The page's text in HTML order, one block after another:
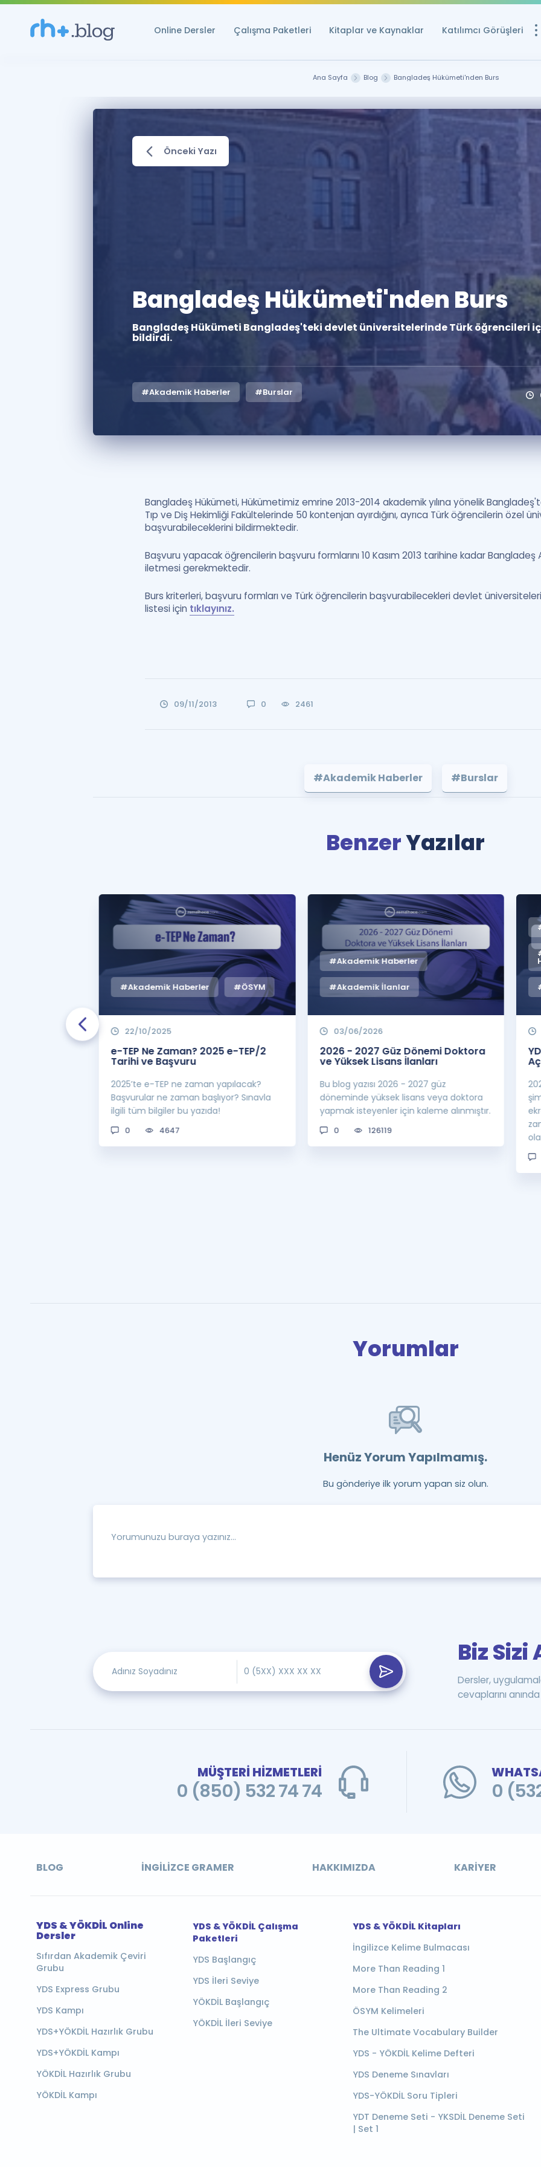
Online Dersler Çalışma Paketleri Kitaplar ve Kaynaklar Katılımcı Görüşleri
Ücretsiz
İngilizce
Puan
YDS ve YÖKDİL
Rehberlik Aracı
ÖSYM Sınav
Kampanyalar
Eğitim ve
Blog
YDS - YÖKDİL
İngilizce
İngilizce Gramer
Ana Sayfa Blog Bangladeş Hükümeti'nden Burs
Önceki Yazı
Bangladeş Hükümeti'nden Burs
Bangladeş Hükümeti Bangladeş'teki devlet üniversitelerinde Türk öğrencileri
bildirdi.
#Akademik Haberler #Burslar
Bangladeş Hükümeti, Hükümetimiz emrine 2013-2014 akademik yılına yönelik
Tıp ve Diş Hekimliği Fakültelerinde 50 kontenjan ayırdığını, ayrıca Türk öğrencilerin özel
başvurabileceklerini bildirmektedir.
Başvuru yapacak öğrencilerin başvuru formlarını 10 Kasım 2013 tarihine kadar Bangladeş
iletmesi gerekmektedir.
Burs kriterleri, başvuru formları ve Türk öğrencilerin başvurabilecekleri devlet
listesi için tıklayınız.
09/11/2013 0 2461
#Akademik Haberler #Burslar
BenzerYazılar
#Akademik Haberler #ÖSYM
22/10/2025
e-TEP Ne Zaman? 2025 e-TEP/2
Tarihi ve Başvuru
2025’te e-TEP ne zaman yapılacak?
Başvurular ne zaman başlıyor? Sınavla
ilgili tüm bilgiler bu yazıda!
0 4647
#Akademik Haberler
#Akademik İlanlar
03/06/2026
2026 - 2027 Güz Dönemi Doktora
ve Yüksek Lisans İlanları
Bu blog yazısı 2026 - 2027 güz
döneminde yüksek lisans veya doktora
yapmak isteyenler için kaleme alınmıştır.
0 126119
Yorumlar
Henüz Yorum Yapılmamış.
Bu gönderiye ilk yorum yapan siz olun.
Biz Sizi
Dersler,
cevaplarını anında
MÜŞTERİ HİZMETLERİ
0 (850) 532 74 74 0
BLOG İNGILIZCE GRAMER HAKKIMIZDA KARIYER
YDS & YÖKDİL Online
Dersler
Sıfırdan Akademik Çeviri
Grubu
YDS Express Grubu
YDS Kampı
YDS+YÖKDİL Hazırlık Grubu
YDS+YÖKDİL Kampı
YÖKDİL Hazırlık Grubu
YÖKDİL Kampı
YDS & YÖKDİL Çalışma
Paketleri
YDS Başlangıç
YDS İleri Seviye
YÖKDİL Başlangıç
YÖKDİL İleri Seviye
YDS & YÖKDİL Kitapları
İngilizce Kelime Bulmacası
More Than Reading 1
More Than Reading 2
ÖSYM Kelimeleri
The Ultimate Vocabulary Builder
YDS - YÖKDİL Kelime Defteri
YDS Deneme Sınavları
YDS-YÖKDİL Soru Tipleri
YDT Deneme Seti - YKSDİL Deneme Seti
| Set 1